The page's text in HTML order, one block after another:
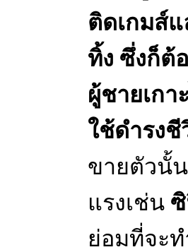
ติดเกมส์
ทิ้ง ซึ่งก็ต้
ผู้ชายเกา
ใช้ดำรง
ขายตัวนั้
แรงเช่นซิ
ย่อมที่จะท